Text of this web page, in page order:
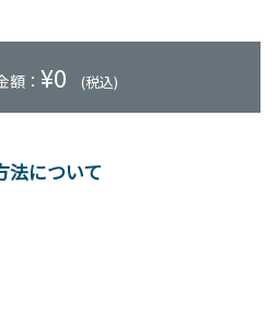
額： ¥0 (税込)
法について